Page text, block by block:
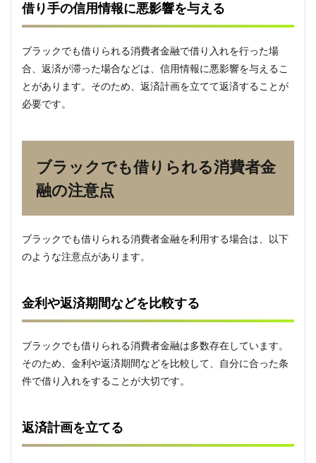
4.4
に注
意す
る
5
借り手の信用情報に悪影響を与える
ブラックでも借りられる消費者金融で借り入れを行った場
合、返済が滞った場合などは、信用情報に悪影響を与えるこ
とがあります。そのため、返済計画を立てて返済することが
必要です。
ブラックでも借りられる消費者金
融の注意点
ブラックでも借りられる消費者金融を利用する場合は、以下
のような注意点があります。
金利や返済期間などを比較する
ブラックでも借りられる消費者金融は多数存在しています。
そのため、金利や返済期間などを比較して、自分に合った条
件で借り入れをすることが大切です。
返済計画を立てる